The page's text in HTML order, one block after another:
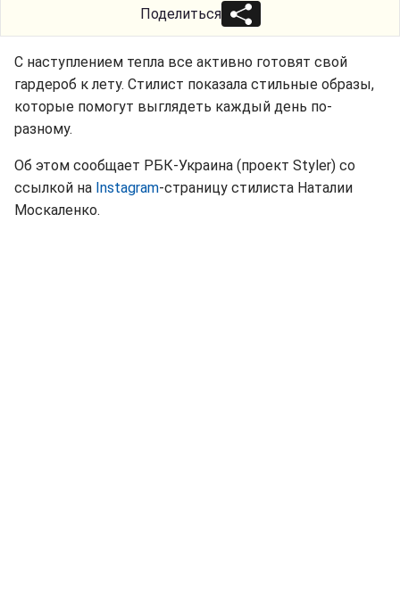
Поделиться
С наступлением тепла все активно готовят свой
гардероб к лету. Стилист показала стильные образы,
которые помогут выглядеть каждый день по-
разному.
Об этом сообщает РБК-Украина (проект Styler) со
ссылкой на Instagram-страницу стилиста Наталии
Москаленко.